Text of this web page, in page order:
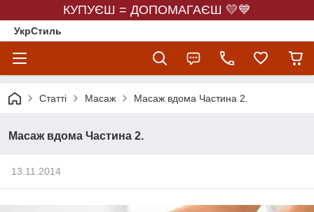
КУПУЄШ = ДОПОМАГАЄШ 💛💙
УкрСтиль
Статті Масаж Масаж вдома Частина 2.
Масаж вдома Частина 2.
13.11.2014